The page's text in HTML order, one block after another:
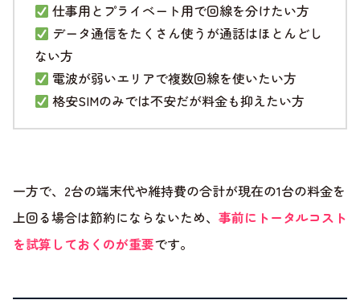
仕事用とプライベート用で回線を分けたい方
データ通信をたくさん使うが通話はほとんどし
ない方
電波が弱いエリアで複数回線を使いたい方
格安SIMのみでは不安だが料金も抑えたい方
一方で、2台の端末代や維持費の合計が現在の1台の料金を
上回る場合は節約にならないため、 事前にトータルコスト
を試算しておくのが重要です。